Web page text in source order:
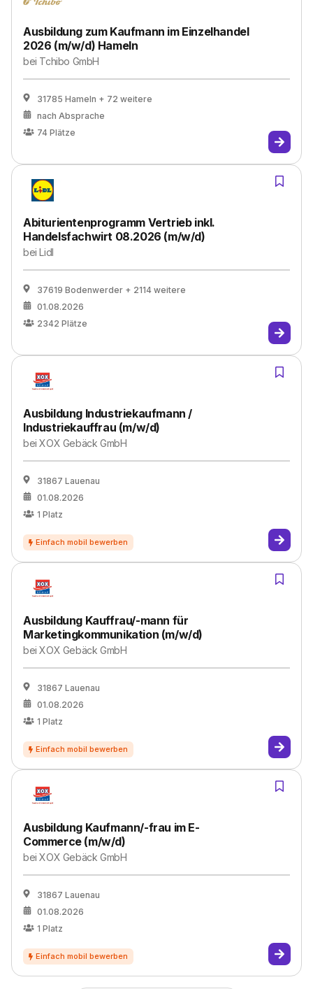
Ausbildung zum Kaufmann im Einzelhandel
2026 (m/w/d) Hameln
bei Tchibo GmbH
31785 Hameln + 72 weitere
nach Absprache
74 Plätze
Abiturientenprogramm Vertrieb inkl.
Handelsfachwirt 08.2026 (m/w/d)
beiLidl
37619 Bodenwerder + 2114 weitere
01.08.2026
2342 Plätze
Ausbildung Industriekaufmann /
Industriekauffrau (m/w/d)
beiXOX Gebäck GmbH
31867 Lauenau
01.08.2026
1 Platz
Ausbildung Kauffrau/-mann für
Marketingkommunikation (m/w/d)
beiXOX Gebäck GmbH
31867 Lauenau
01.08.2026
1 Platz
Ausbildung Kaufmann/-frau im E-
Commerce (m/w/d)
beiXOX Gebäck GmbH
31867 Lauenau
01.08.2026
1 Platz